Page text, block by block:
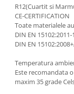
R12(Cuartit si
CE-CERTIFICATION
Toate materialele
DIN EN 15102:2011-
DIN EN
Temperatura
Este recomandata
maxim 35 grade